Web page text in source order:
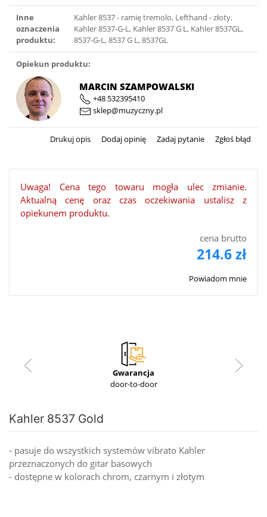
Inne
oznaczenia
produktu:
Kahler 8537 - ramię tremolo, Lefthand - złoty,
Kahler 8537-G-L, Kahler 8537 G L, Kahler 8537GL,
8537-G-L, 8537 G L, 8537GL
Opiekun produktu:
MARCIN SZAMPOWALSKI
+48 532395410
sklep@muzyczny.pl
Drukuj opis Dodaj opinię Zadaj pytanie Zgłoś błąd
Uwaga! Cena tego towaru mogła ulec zmianie.
Aktualną cenę oraz czas oczekiwania ustalisz z
opiekunem produktu.
cena brutto
214.6 zł
Powiadom mnie
Gwarancja
door-to-door
Kahler 8537 Gold
- pasuje do wszystkich systemów vibrato Kahler
przeznaczonych do gitar basowych
- dostępne w kolorach chrom, czarnym i złotym